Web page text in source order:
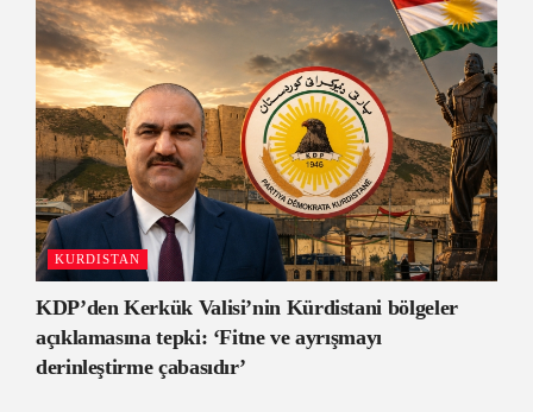
KURDISTAN
KDP’den Kerkük Valisi’nin Kürdistani bölgeler
açıklamasına tepki: ‘Fitne ve ayrışmayı
derinleştirme çabasıdır’